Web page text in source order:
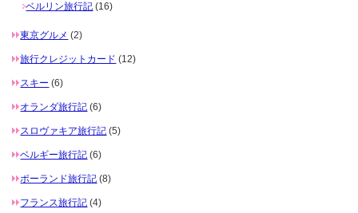
ベルリン旅行記 (16)
東京グルメ (2)
旅行クレジットカード (12)
スキー (6)
オランダ旅行記 (6)
スロヴァキア旅行記 (5)
ベルギー旅行記 (6)
ポーランド旅行記 (8)
フランス旅行記 (4)